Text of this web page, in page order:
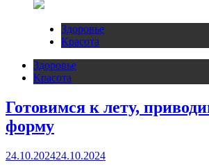
Здоровье
Красота
Здоровье
Красота
Готовимся к лету,
форму
24.10.202424.10.2024